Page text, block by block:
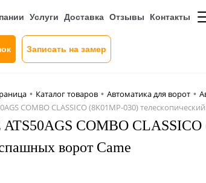
Услуги Доставка Отзывы Контакты
Записать на замер
• Каталог товаров • Автоматика для ворот •
COMBO CLASSICO (8K01MP-030)
COMBO CLASSICO
ворот Came